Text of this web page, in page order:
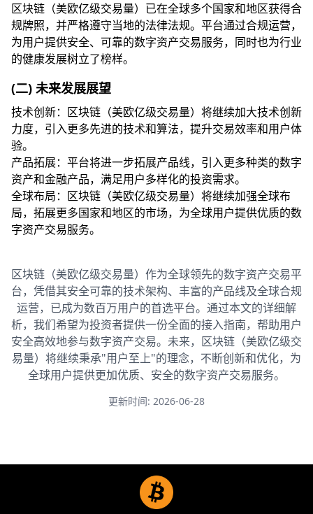
区块链（美欧亿级交易量）已在全球多个国家和地区获得合
规牌照，并严格遵守当地的法律法规。平台通过合规运营，
为用户提供安全、可靠的数字资产交易服务，同时也为行业
的健康发展树立了榜样。
(二) 未来发展展望
技术创新：区块链（美欧亿级交易量）将继续加大技术创新
力度，引入更多先进的技术和算法，提升交易效率和用户体
验。
产品拓展：平台将进一步拓展产品线，引入更多种类的数字
资产和金融产品，满足用户多样化的投资需求。
全球布局：区块链（美欧亿级交易量）将继续加强全球布
局，拓展更多国家和地区的市场，为全球用户提供优质的数
字资产交易服务。
区块链（美欧亿级交易量）作为全球领先的数字资产交易平
台，凭借其安全可靠的技术架构、丰富的产品线及全球合规
运营，已成为数百万用户的首选平台。通过本文的详细解
析，我们希望为投资者提供一份全面的接入指南，帮助用户
安全高效地参与数字资产交易。未来，区块链（美欧亿级交
易量）将继续秉承"用户至上"的理念，不断创新和优化，为
全球用户提供更加优质、安全的数字资产交易服务。
更新时间: 2026-06-28